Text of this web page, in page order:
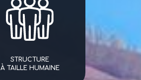
STRUCTURE
À TAILLE HUMAINE